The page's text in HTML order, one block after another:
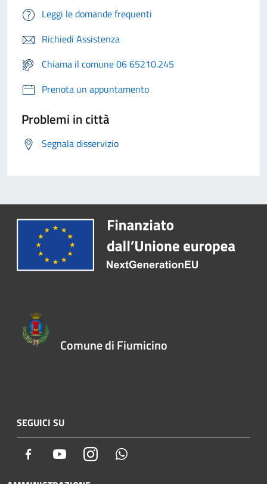
Leggi le domande frequenti
Richiedi Assistenza
Chiama il comune 06 65210.245
Prenota un appuntamento
Problemi in città
Segnala disservizio
Comune di Fiumicino
SEGUICI SU
Facebook YoutubeInstagram